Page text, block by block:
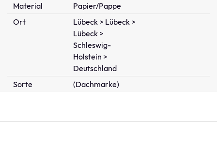
Material
Papier/Pappe
Ort
Lübeck > Lübeck >
Lübeck >
Schleswig-
Holstein >
Deutschland
Sorte
(Dachmarke)